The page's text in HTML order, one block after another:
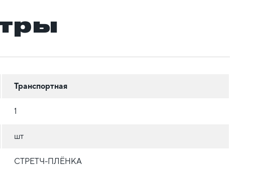
Транспортная
1
шт
СТРЕТЧ-ПЛЁНКА